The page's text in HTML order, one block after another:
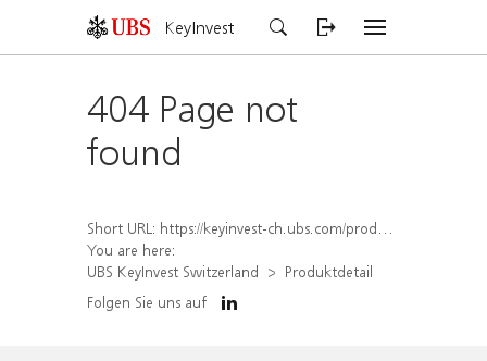
KeyInvest
404 Page not
found
Short URL: https://keyinvest-ch.ubs.com/produkt/detail/index/isin/CH1570498845
You are here:
UBS KeyInvest Switzerland
Produktdetail
Folgen Sie uns auf